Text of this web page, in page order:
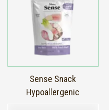
Sense Snack
Hypoallergenic